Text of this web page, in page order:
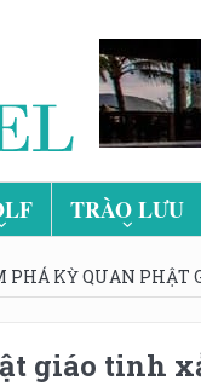
TRÀO LƯU
PHÁ KỲ QUAN PHẬT
giáo tinh